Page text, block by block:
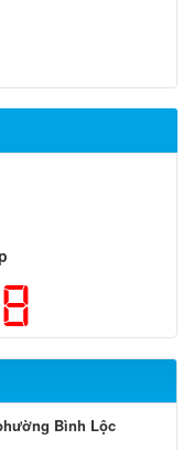
Bình Lộc